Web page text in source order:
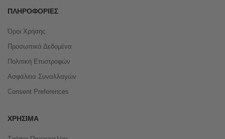
ΠΛΗΡΟΦΟΡΊΕΣ
Όροι Χρήσης
Προσωπικά Δεδομένα
Πολιτική Επιστροφών
Ασφάλεια Συναλλαγών
Consent Preferences
ΧΡΉΣΙΜΑ